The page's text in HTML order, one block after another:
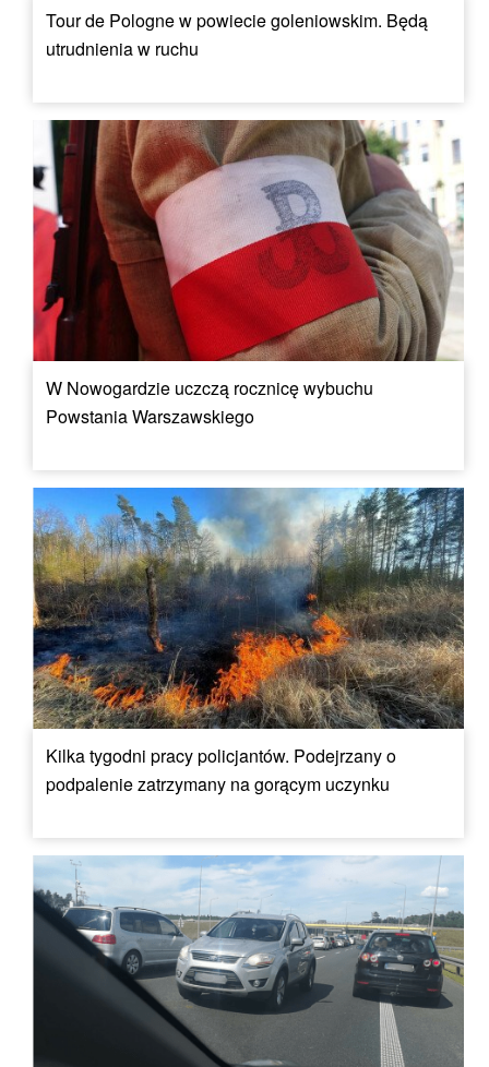
Tour de Pologne w powiecie goleniowskim. Będą
utrudnienia w ruchu
W Nowogardzie uczczą rocznicę wybuchu
Powstania Warszawskiego
Kilka tygodni pracy policjantów. Podejrzany o
podpalenie zatrzymany na gorącym uczynku